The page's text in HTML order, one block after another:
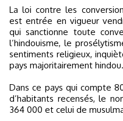
La loi contre les conversions religieuses, adoptée en 2017,
est entrée en vigueur
qui sanctionne toute
l’hindouisme, le
sentiments religieux,
pays majoritairement hindou.
Dans ce pays qui compte
d’habitants recensés, le
364 000 et celui de